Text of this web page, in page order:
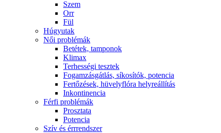
Szem
Orr
Fül
Húgyutak
Női problémák
Betétek, tamponok
Klimax
Terhességi tesztek
Fogamzásgátlás, síkosítók, potencia
Fertőzések, hüvelyflóra helyreállítás
Inkontinencia
Férfi problémák
Prosztata
Potencia
Szív és érrrendszer